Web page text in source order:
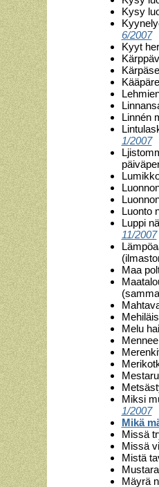
Kysy
6/2007
Kyyt
Linnén
1/2007
Luonto
Luppi
11/2007
Maa
Melu
Miksi
1/2007
Mikä
Missä
Missä
Mistä
Mäyrä